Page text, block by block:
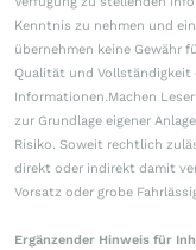
Kenntnis zu nehmen und
übernehmen keine Gewähr
Qualität und Vollständigkeit
Informationen.Machen
zur Grundlage eigener
Risiko. Soweit rechtlich
direkt oder indirekt damit
Vorsatz oder grobe
Ergänzender Hinweis für